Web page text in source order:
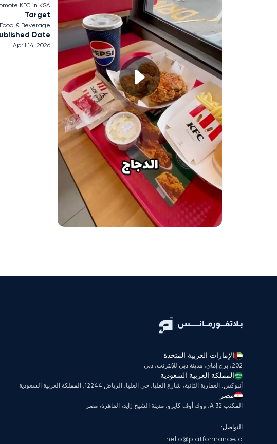
KFC in KSA
Target
& Beverage
Date
April 14, 2026
الإمارات العربية المتحدة
202، برج إماي، مدينة دبي للإنترنت، دبي
المملكة العربية السعودية
أنبوكس، العقارية الثانية، شارع العليا، حي العليا، الرياض 12244، المملكة العربية السعودية
مصر
المكتب A 32، ووك أوف كايرو، مدينة الشيخ زايد، القاهرة، مصر
التواصل:
hello@platformance.io